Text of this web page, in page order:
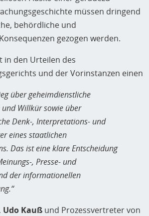
müssen dringend
behördliche und
gezogen werden.
in den Urteilen des
und der Vorinstanzen einen
über geheimdienstliche
Willkür sowie über
Denk-, Interpretations- und
eines staatlichen
Das ist eine klare Entscheidung
, Presse- und
der informationellen
Kauß und Prozessvertreter von